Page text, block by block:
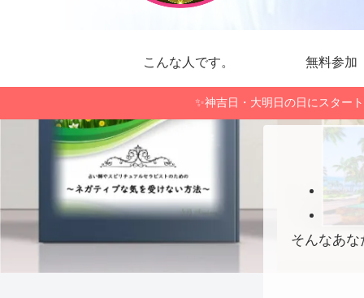
こんな人です。 無料参加
✨神吉日・大明日の日にスター
そんなあ